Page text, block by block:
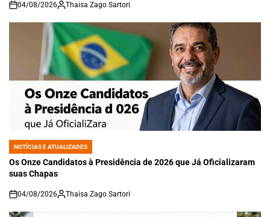
on
04/08/2026 Thaisa Zago Sartori
POSTED
IN
NOTÍCIAS E ATUALIZADES
Os Onze Candidatos à Presidência de 2026 que Já Oficializaram
suas Chapas
on
04/08/2026 Thaisa Zago Sartori